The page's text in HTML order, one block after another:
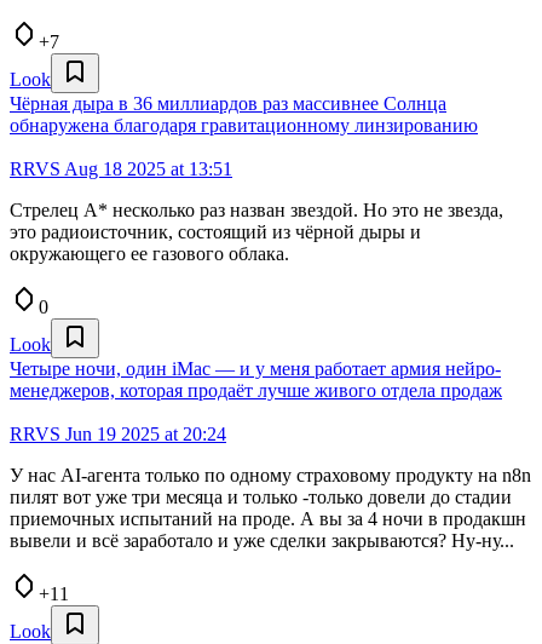
+7
Look
Чёрная дыра в 36 миллиардов раз массивнее Солнца
обнаружена благодаря гравитационному линзированию
RRVS Aug 18 2025 at 13:51
Стрелец А* несколько раз назван звездой. Но это не звезда,
это радиоисточник, состоящий из чёрной дыры и
окружающего ее газового облака.
0
Look
Четыре ночи, один iMac — и у меня работает армия нейро-
менеджеров, которая продаёт лучше живого отдела продаж
RRVS Jun 19 2025 at 20:24
У нас AI-агента только по одному страховому продукту на n8n
пилят вот уже три месяца и только -только довели до стадии
приемочных испытаний на проде. А вы за 4 ночи в продакшн
вывели и всё заработало и уже сделки закрываются? Ну-ну...
+11
Look